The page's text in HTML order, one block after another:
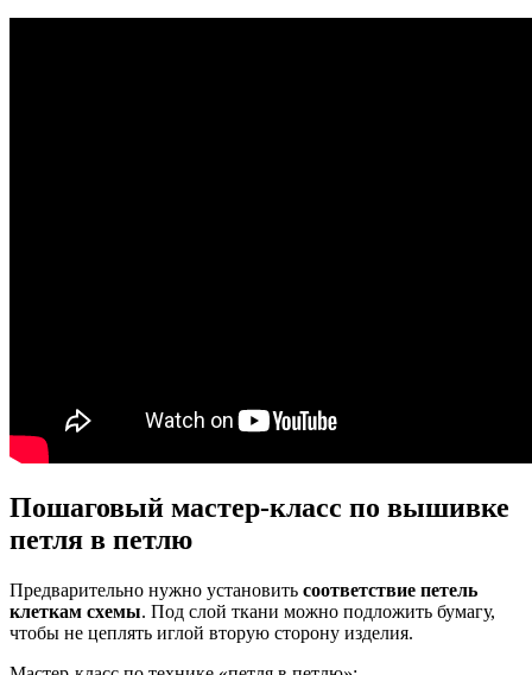
Пошаговый мастер-класс по вышивке
петля в петлю
Предварительно нужно установить соответствие петель
клеткам схемы. Под слой ткани можно подложить бумагу,
чтобы не цеплять иглой вторую сторону изделия.